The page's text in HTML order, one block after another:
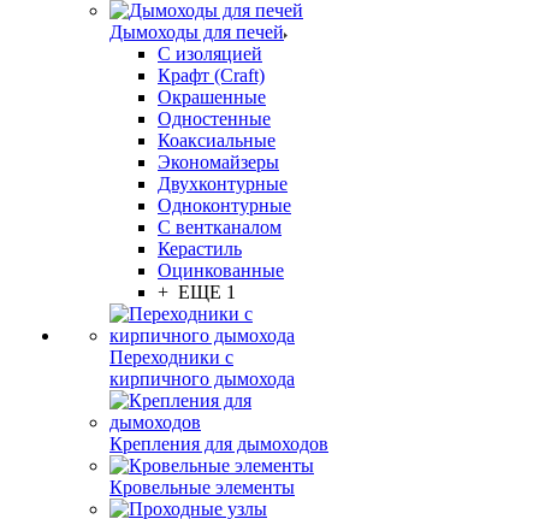
Дымоходы для печей
С изоляцией
Крафт (Craft)
Окрашенные
Одностенные
Коаксиальные
Экономайзеры
Двухконтурные
Одноконтурные
С вентканалом
Керастиль
Оцинкованные
+ ЕЩЕ 1
Переходники с
кирпичного дымохода
Крепления для дымоходов
Кровельные элементы